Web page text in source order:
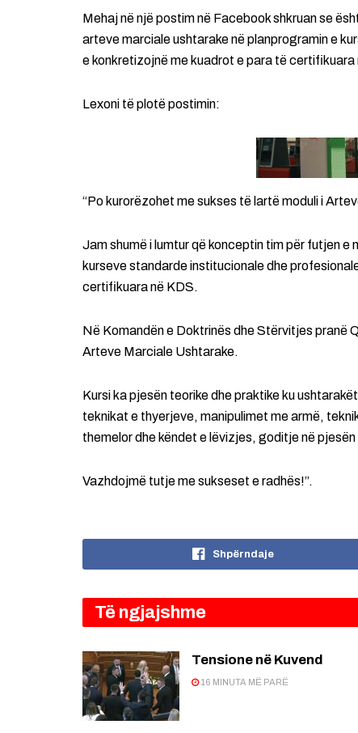
Mehaj në një postim në Facebook shkruan se
arteve marciale ushtarake në planprogramin e
e konkretizojnë me kuadrot e para të certifikuara
Lexoni të plotë postimin:
“Po kurorëzohet me sukses të lartë moduli i
Jam shumë i lumtur që konceptin tim për futjen
kurseve standarde institucionale dhe
certifikuara në KDS.
Në Komandën e Doktrinës dhe Stërvitjes pranë
Arteve Marciale Ushtarake.
Kursi ka pjesën teorike dhe praktike ku
teknikat e thyerjeve, manipulimet me armë,
themelor dhe këndet e lëvizjes, goditje në
Vazhdojmë tutje me sukseset e radhës!”.
Shpërndaje
Të ngjajshme
Tensione në Kuvend
16 MINUTA MË PARË